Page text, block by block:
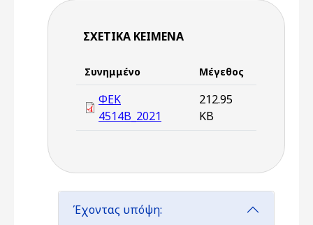
ΣΧΕΤΙΚΆ ΚΕΊΜΕΝΑ
Συνημμένο Μέγεθος
ΦΕΚ
4514Β_2021
212.95
KB
Έχοντας υπόψη: